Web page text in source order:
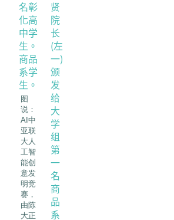
图
说：
AI中
亚联
大人
工智
能创
意发
明竞
赛，
由陈
大正